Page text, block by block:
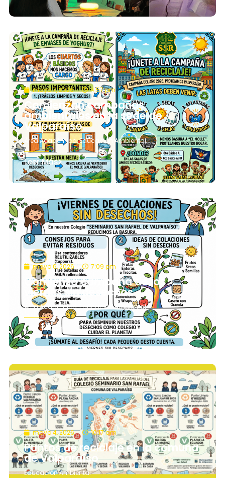
mayo 7, 2026 4:57 pm
Comienzan campañas
ambientales en la sede de
Valparaíso
Área Académica,Educación Ambiental
Leer Más
mayo 6, 2026 7:09 pm
Comienza campaña de los
viernes sin desechos
Área Académica,Educación Ambiental
Leer Más
mayo 4, 2026 10:17 am
Puntos de reciclaje en la comuna
de Valparaíso
Educación Ambiental